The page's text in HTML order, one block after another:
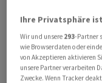
Ihre Privatsphäre
Wir und unsere 293-Partner
wie Browserdaten oder
von Akzeptieren aktivieren
unsere Partner verarbeiten
Zwecke. Wenn Tracker